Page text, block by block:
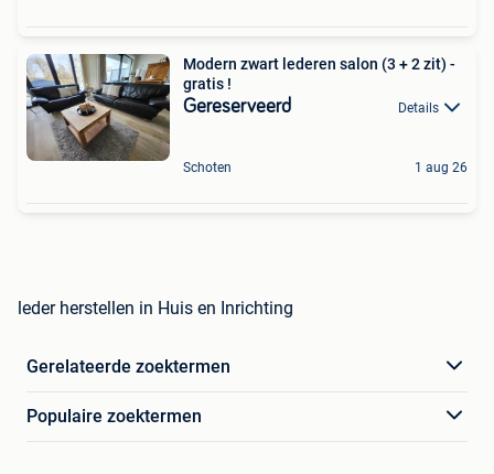
Modern zwart lederen salon (3 + 2 zit) -
gratis !
Gereserveerd Details
Schoten 1 aug 26
leder herstellen in Huis en Inrichting
Gerelateerde zoektermen
Populaire zoektermen